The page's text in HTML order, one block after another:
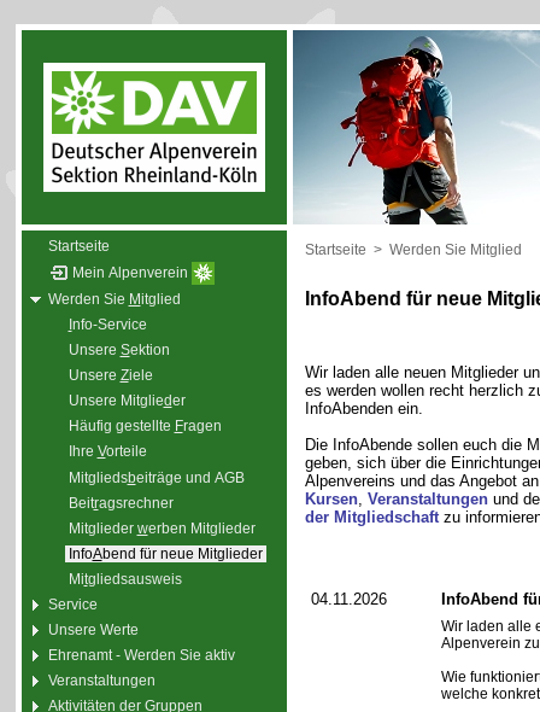
Startseite
Mein Alpenverein
Werden Sie Mitglied
nfo-Service
Unsere Sektion
Unsere Ziele
Unsere Mitglieder
Häufig gestellte Fragen
Ihre Vorteile
Mitgliedsbeiträge und AGB
Beitragsrechner
Mitglieder werben Mitglieder
InfoAbend für neue Mitglieder
Mitgliedsausweis
Service
Unsere Werte
Ehrenamt - Werden Sie aktiv
Veranstaltungen
Aktivitäten der Gruppen
Startseite > Werden Sie Mitglied
InfoAbend für neue
Wir laden alle neuen Mitglieder
es werden wollen recht herzlich
InfoAbenden ein.
Die InfoAbende sollen euch die
geben, sich über die
Alpenvereins und das Angebot
Kursen, Veranstaltungenund
der Mitgliedschaftzu
04.11.2026 InfoAbend
Wir laden alle
Alpenverein
Wie
welche